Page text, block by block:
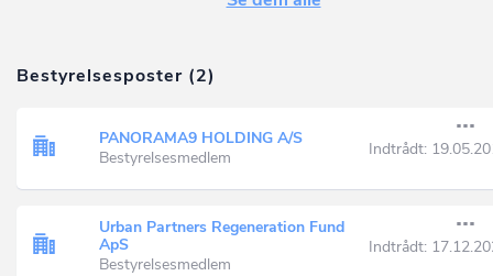
Bestyrelsesposter (2)
PANORAMA9 HOLDING A/S
Bestyrelsesmedlem
Indtrådt:
Urban Partners Regeneration Fund
ApS
Bestyrelsesmedlem
Indtrådt: